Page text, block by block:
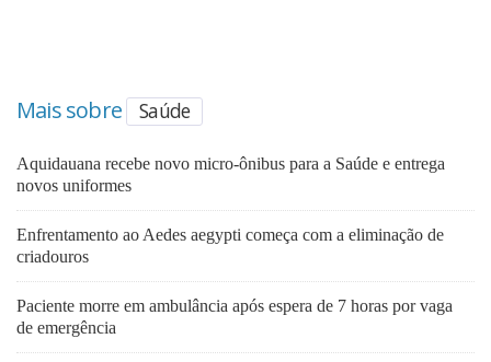
Mais sobre Saúde
Aquidauana recebe novo micro-ônibus para a Saúde e entrega
novos uniformes
Enfrentamento ao Aedes aegypti começa com a eliminação de
criadouros
Paciente morre em ambulância após espera de 7 horas por vaga
de emergência